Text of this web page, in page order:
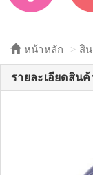
หน้าหลัก สิ
รายละเอียดสินค้